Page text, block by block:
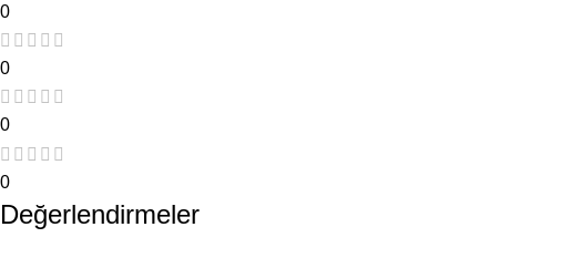
0
0
0
0
Değerlendirmeler